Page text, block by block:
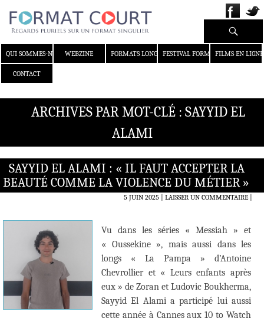
QUI SOMMES-NOUS ?WEBZINE FORMATS LONGS FESTIVAL FORMAT COURT
FILMS EN LIGNE
CONTACT
Recherche
ARCHIVES PAR MOT-CLÉ : SAYYID EL
ALAMI
SAYYID EL ALAMI : « IL FAUT ACCEPTER LA
BEAUTÉ COMME LA VIOLENCE DU MÉTIER »
5 JUIN 2025 LAISSER UN COMMENTAIRE|
Vu dans les séries « Messiah » et
« Oussekine », mais aussi dans les
longs « La Pampa » d’Antoine
Chevrollier et « Leurs enfants après
eux » de Zoran et Ludovic Boukherma,
Sayyid El Alami a participé lui aussi
cette année à Cannes aux 10 to Watch